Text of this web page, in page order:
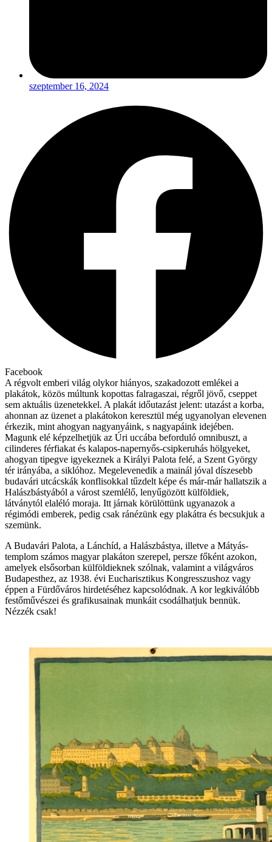
szeptember 16, 2024
Facebook
A régvolt emberi világ olykor hiányos, szakadozott emlékei a
plakátok, közös múltunk kopottas falragaszai, régről jövő, cseppet
sem aktuális üzenetekkel. A plakát időutazást jelent: utazást a korba,
ahonnan az üzenet a plakátokon keresztül még ugyanolyan elevenen
érkezik, mint ahogyan nagyanyáink, s nagyapáink idejében.
Magunk elé képzelhetjük az Úri uccába beforduló omnibuszt, a
cilinderes férfiakat és kalapos-napernyős-csipkeruhás hölgyeket,
ahogyan tipegve igyekeznek a Királyi Palota felé, a Szent György
tér irányába, a siklóhoz. Megelevenedik a mainál jóval díszesebb
budavári utcácskák konflisokkal tűzdelt képe és már-már hallatszik a
Halászbástyából a várost szemlélő, lenyűgözött külföldiek,
látványtól elaléló moraja. Itt járnak körülöttünk ugyanazok a
régimódi emberek, pedig csak ránézünk egy plakátra és becsukjuk a
szemünk.
A Budavári Palota, a Lánchíd, a Halászbástya, illetve a Mátyás-
templom számos magyar plakáton szerepel, persze főként azokon,
amelyek elsősorban külföldieknek szólnak, valamint a világváros
Budapesthez, az 1938. évi Eucharisztikus Kongresszushoz vagy
éppen a Fürdőváros hirdetéséhez kapcsolódnak. A kor legkiválóbb
festőművészei és grafikusainak munkáit csodálhatjuk bennük.
Nézzék csak!